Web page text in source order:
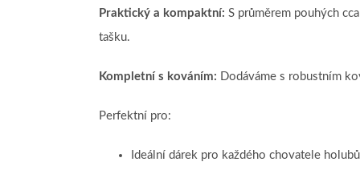
Praktický a kompaktní: S průměrem pouhých
tašku.
Kompletní s kováním: Dodáváme s robustním
Perfektní pro:
Ideální dárek pro každého chovatele